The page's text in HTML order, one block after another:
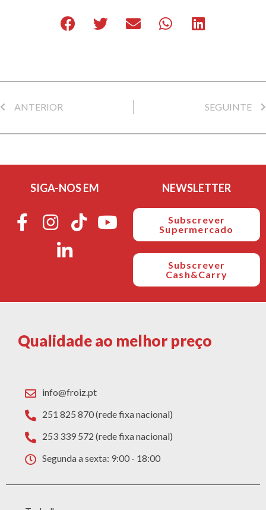
ANTERIOR SEGUINTE
SIGA-NOS EM NEWSLETTER
Subscrever
Supermercado
Subscrever
Cash&Carry
Qualidade ao melhor preço
info@froiz.pt
251 825 870 (rede fixa nacional)
253 339 572 (rede fixa nacional)
Segunda a sexta: 9:00 - 18:00